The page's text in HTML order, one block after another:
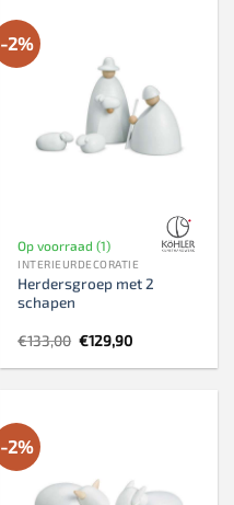
-2%
Op voorraad (1)
INTERIEURDECORATIE
Herdersgroep met 2
schapen
€133,00 Oorspronkelijke
prijs
was:
€129,90Huidige
is:
-2%